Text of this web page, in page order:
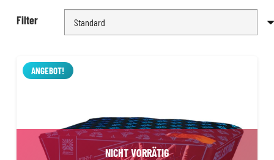
Filter
ANGEBOT!
NICHT VORRÄTIG